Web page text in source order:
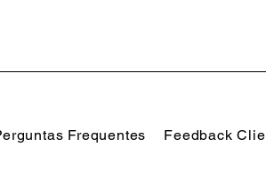
Frequentes Feedback